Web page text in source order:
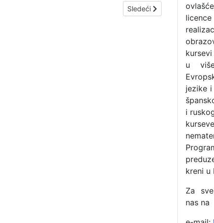
prstena, Dž. R. R. Tolkin Sledeći članak: Magbet,
Sledeći
u
jezike
i
kreni u
Za
nas na